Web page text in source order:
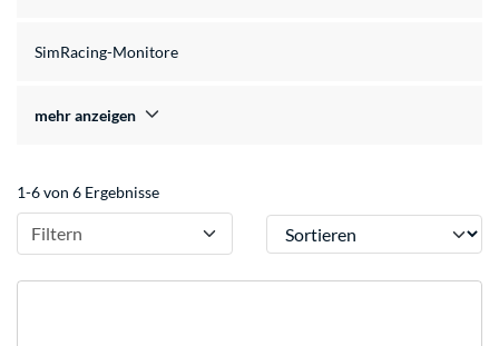
SimRacing-Monitore
mehr anzeigen
1-6 von 6 Ergebnisse
Filtern Sortieren